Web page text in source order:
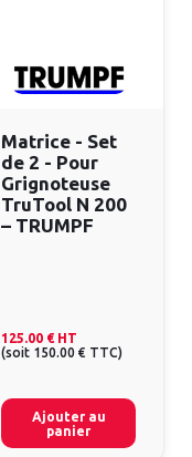
Matrice - Set
de 2 - Pour
Grignoteuse
TruTool N 200
– TRUMPF
125.00 € HT
(soit 150.00 € TTC)
Ajouter au
panier